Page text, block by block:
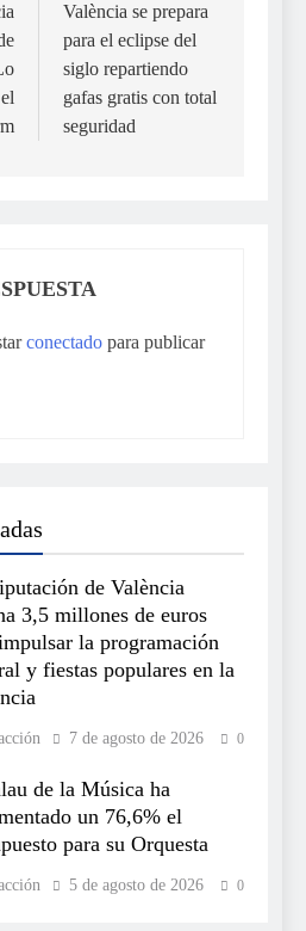
València se prepara
para el eclipse del
siglo repartiendo
gafas gratis con total
seguridad
conectado para publicar
de València
3,5 millones de euros
la programación
y fiestas populares en la
7 de agosto de 2026 0
de la Música ha
un 76,6% el
para su Orquesta
5 de agosto de 2026 0